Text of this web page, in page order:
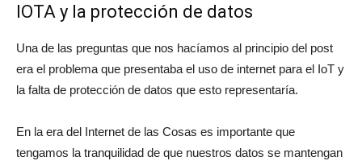
IOTA y la protección de datos
Una de las preguntas que nos hacíamos al principio del post
era el problema que presentaba el uso de internet para el IoT y
la falta de protección de datos que esto representaría.
En la era del Internet de las Cosas es importante que
tengamos la tranquilidad de que nuestros datos se mantengan